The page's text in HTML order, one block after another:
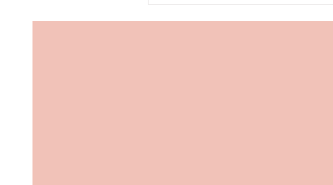
profesional de lactancia al